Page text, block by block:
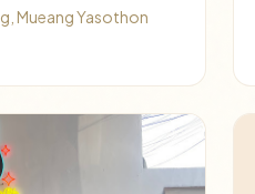
Mueang Yasothon